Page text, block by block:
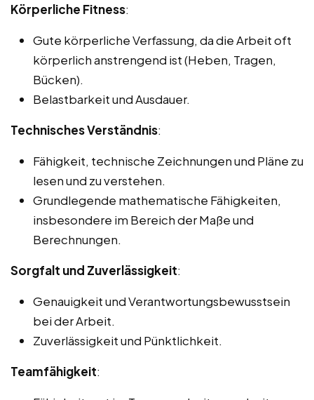
Körperliche Fitness:
Gute körperliche Verfassung, da die Arbeit oft
körperlich anstrengend ist (Heben, Tragen,
Bücken).
Belastbarkeit und Ausdauer.
Technisches Verständnis:
Fähigkeit, technische Zeichnungen und Pläne zu
lesen und zu verstehen.
Grundlegende mathematische Fähigkeiten,
insbesondere im Bereich der Maße und
Berechnungen.
Sorgfalt und Zuverlässigkeit:
Genauigkeit und Verantwortungsbewusstsein
bei der Arbeit.
Zuverlässigkeit und Pünktlichkeit.
Teamfähigkeit: